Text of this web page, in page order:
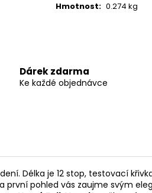
Hmotnost: 0.274 kg
Dárek zdarma
Ke každé objednávce
Délka je 12 stop, testovací
první pohled vás zaujme svým